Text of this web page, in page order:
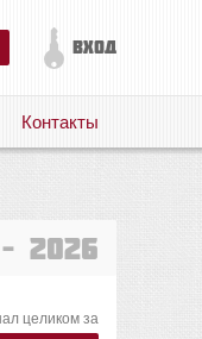
вход
Контакты
2026
целиком за